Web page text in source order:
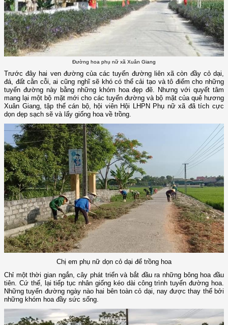
Đường hoa phụ nữ xã Xuân Giang
Trước đây hai ven đường của các tuyến đường liên xã còn đầy cỏ dại,
đá, đất cằn cỗi, ai cũng nghĩ sẽ khó có thể cải tạo và tô điểm cho những
tuyến đường này bằng những khóm hoa đẹp đẽ. Nhưng với quyết tâm
mang lại một bộ mặt mới cho các tuyến đường và bộ mặt của quê hương
Xuân Giang, tập thể cán bộ, hội viên Hội LHPN Phụ nữ xã đã tích cực
dọn dẹp sạch sẽ và lấy giống hoa về trồng.
Chị em phụ nữ dọn cỏ dại để trồng hoa
Chỉ một thời gian ngắn, cây phát triển và bắt đầu ra những bông hoa đầu
tiên. Cứ thế, lại tiếp tục nhân giống kéo dài công trình tuyến đường hoa.
Những tuyến đường ngày nào hai bên toàn cỏ dại, nay được thay thế bởi
những khóm hoa đầy sức sống.